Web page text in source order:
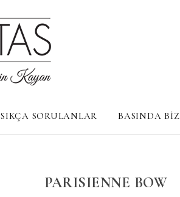
SIKÇA SORULANLAR BASINDA BİZ
PARISIENNE BOW